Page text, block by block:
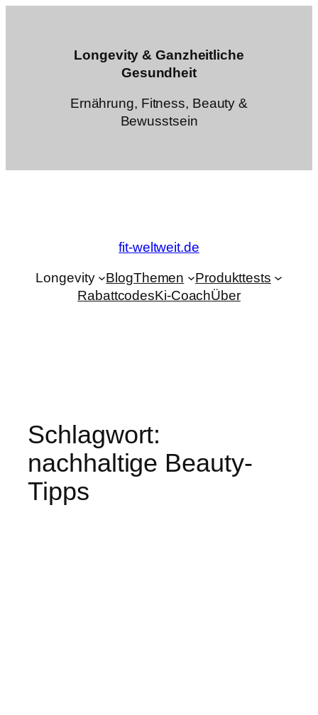
Longevity & Ganzheitliche
Gesundheit
Ernährung, Fitness, Beauty &
Bewusstsein
fit-weltweit.de
Longevity BlogThemen
Produkttests
RabattcodesKi-CoachÜber
Schlagwort:
nachhaltige Beauty-
Tipps